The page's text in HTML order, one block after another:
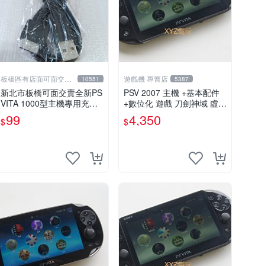
板橋區有店面可面交高
價回收電玩
10551
新北市板橋可面交賣全新PS
VITA 1000型主機專用充電
線....超便宜只賣99元
$99
遊戲機 專賣店 5387
PSV 2007 主機 +基本配件
+數位化 遊戲 刀劍神域 虛空
幻界 保修一年
$4,350